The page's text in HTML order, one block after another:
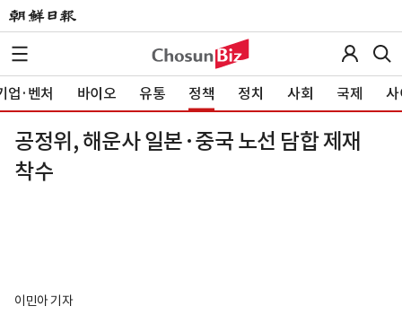
업·벤처 바이오 유통 정책 정치 사회 국제 사
공정위, 해운사 일본·중국 노선 담합 제재
착수
이민아 기자